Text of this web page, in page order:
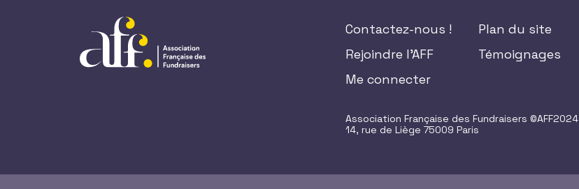
Contactez-nous !
Rejoindre l'AFF
Me connecter
Plan du site
Témoignages
Association Française des Fundraisers ©AFF2024
14, rue de Liège 75009 Paris